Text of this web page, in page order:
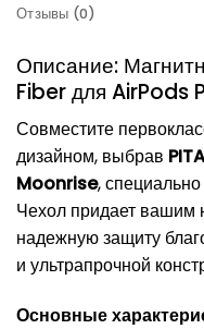
Отзывы (0)
Описание:
Fiber для AirPods
Совместите
дизайном, выбрав
Moonrise,
Чехол придает вашим
надежную защиту
и ультрапрочной
Основные